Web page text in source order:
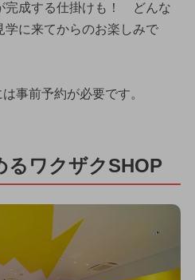
完成する仕掛けも！ どんな
に来てからのお楽しみで
事前予約が必要です。
るワクザクSHOP